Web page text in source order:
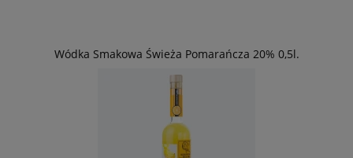
Wódka Smakowa Świeża Pomarańcza 20% 0,5l.